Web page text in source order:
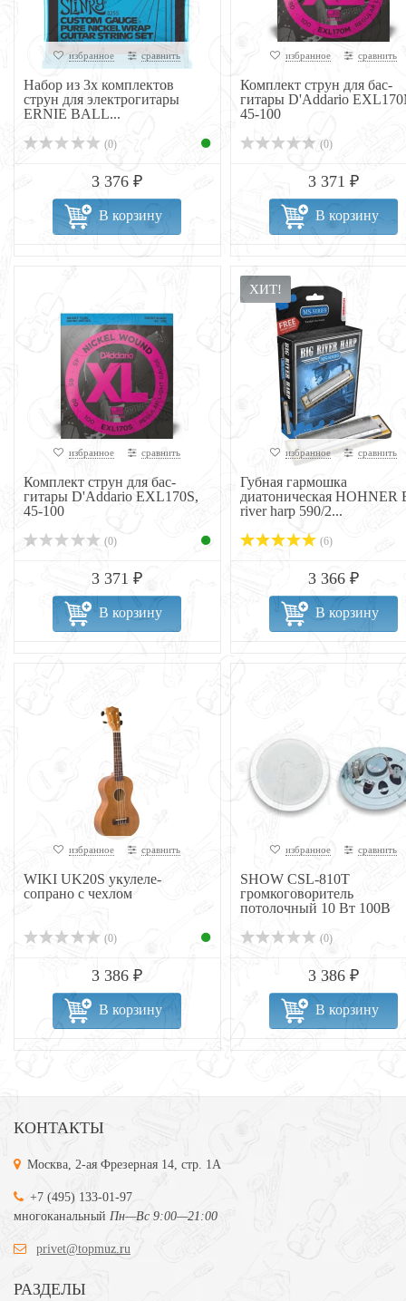
избранное сравнить
Набор из 3х комплектов
струн для электрогитары
ERNIE BALL...
(0)
3 376 ₽
В корзину
избранное сравнить
Комплект струн для бас-
гитары D'Addario
45-100
(0)
3 371 ₽
В корзину
избранное сравнить
Комплект струн для бас-
гитары D'Addario EXL170S,
45-100
(0)
3 371 ₽
В корзину
ХИТ!
избранное сравнить
Губная гармошка
диатоническая HOHNER
river harp 590/2...
(6)
3 366 ₽
В корзину
избранное сравнить
WIKI UK20S укулеле-
сопрано с чехлом
(0)
3 386 ₽
В корзину
избранное сравнить
SHOW CSL-810T
громкоговоритель
потолочный 10 Вт 100В
(0)
3 386 ₽
В корзину
КОНТАКТЫ
Москва, 2-ая Фрезерная 14, стр. 1А
+7 (495) 133-01-97
многоканальный Пн—Вс 9:00—21:00
privet@topmuz.ru
РАЗДЕЛЫ